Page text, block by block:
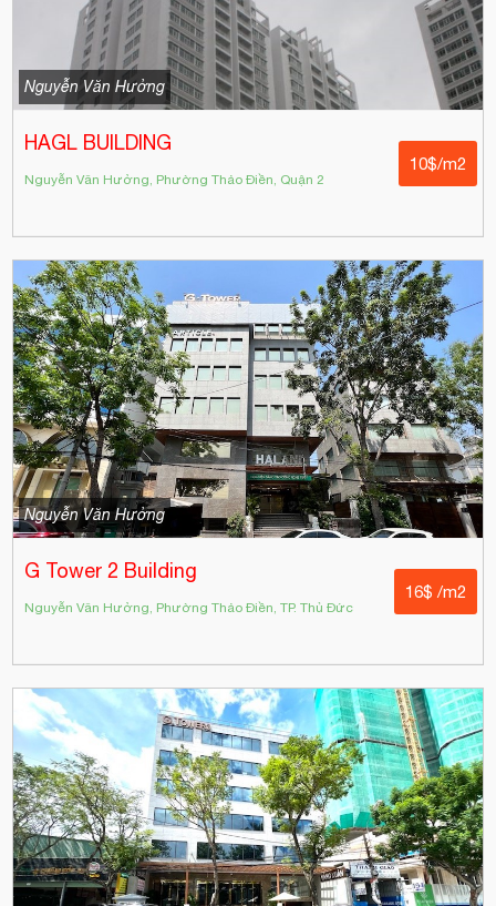
Nguyễn Văn Hưởng
HAGL BUILDING
Nguyễn Văn Hưởng, Phường Thảo Điền, Quận 2
10$/m2
Nguyễn Văn Hưởng
G Tower 2 Building
Nguyễn Văn Hưởng, Phường Thảo Điền, TP. Thủ Đức
16$ /m2